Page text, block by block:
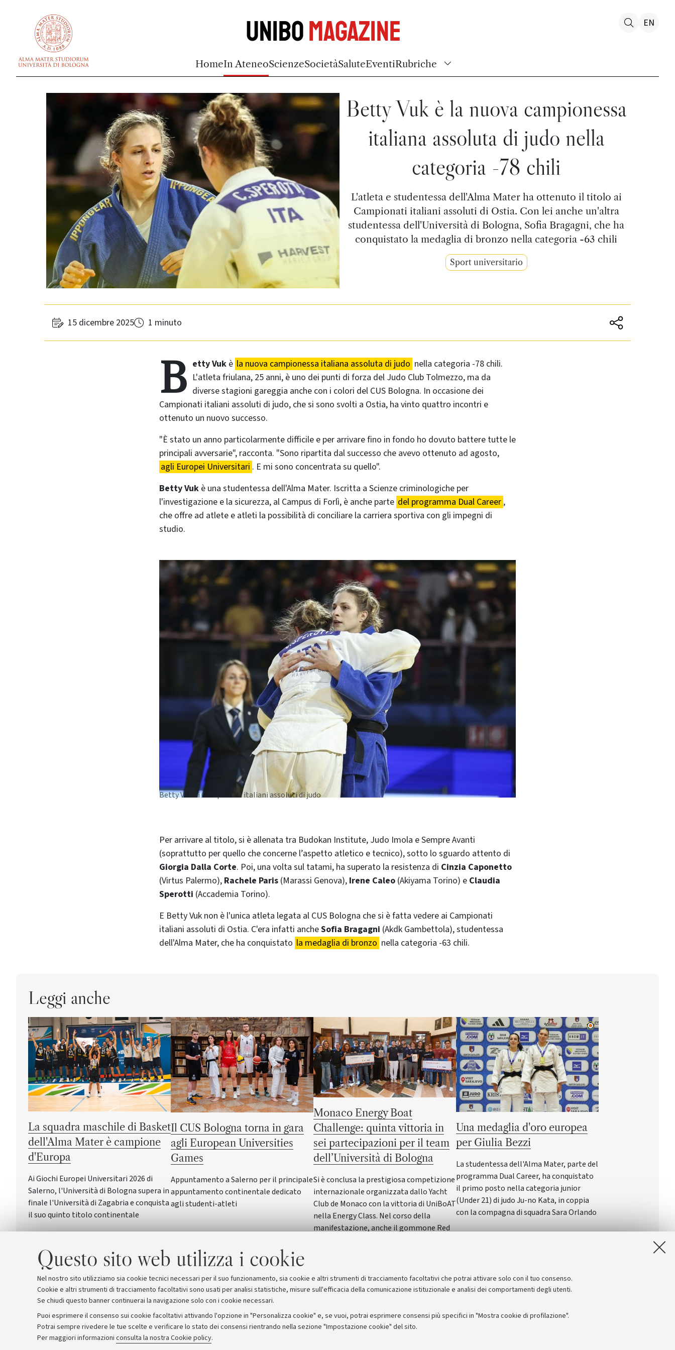
Questo sito web utilizza i cookie
Nel nostro sito utilizziamo sia cookie tecnici necessari per il suo funzionamento, sia cookie e altri strumenti di tracciamento facoltativi che potrai attivare solo con il tuo consenso.
Cookie e altri strumenti di tracciamento facoltativi sono usati per analisi statistiche, misure sull'efficacia della comunicazione istituzionale e analisi dei comportamenti degli utenti.
Se chiudi questo banner continuerai la navigazione solo con i cookie necessari.
Puoi esprimere il consenso sui cookie facoltativi attivando l'opzione in "Personalizza cookie" e, se vuoi, potrai esprimere consensi più specifici in "Mostra cookie di profilazione".
Potrai sempre rivedere le tue scelte e verificare lo stato dei consensi rientrando nella sezione "Impostazione cookie" del sito.
Per maggiori informazioni consulta la nostra Cookie policy.
UniboMagazine
HomeIn AteneoScienzeSocietàSaluteEventiRubriche
EN
Betty Vuk è la nuova campionessa
italiana assoluta di judo nella
categoria -78 chili
L'atleta e studentessa dell'Alma Mater ha ottenuto il titolo ai
Campionati italiani assoluti di Ostia. Con lei anche un'altra
studentessa dell'Università di Bologna, Sofia Bragagni, che ha
conquistato la medaglia di bronzo nella categoria -63 chili
Sport universitario
15 dicembre 2025 1 minuto
B etty Vuk è la nuova campionessa italiana assoluta di judo nella categoria -78 chili.
L'atleta friulana, 25 anni, è uno dei punti di forza del Judo Club Tolmezzo, ma da
diverse stagioni gareggia anche con i colori del CUS Bologna. In occasione dei
Campionati italiani assoluti di judo, che si sono svolti a Ostia, ha vinto quattro incontri e
ottenuto un nuovo successo.
"È stato un anno particolarmente difficile e per arrivare fino in fondo ho dovuto battere tutte le
principali avversarie", racconta. "Sono ripartita dal successo che avevo ottenuto ad agosto,
agli Europei Universitari . E mi sono concentrata su quello".
Betty Vuk è una studentessa dell'Alma Mater. Iscritta a Scienze criminologiche per
l'investigazione e la sicurezza, al Campus di Forlì, è anche parte del programma Dual Career ,
che offre ad atlete e atleti la possibilità di conciliare la carriera sportiva con gli impegni di
studio.
Betty Vuk ai Campionati italiani assoluti di judo
Per arrivare al titolo, si è allenata tra Budokan Institute, Judo Imola e Sempre Avanti
(soprattutto per quello che concerne l’aspetto atletico e tecnico), sotto lo sguardo attento di
Giorgia Dalla Corte. Poi, una volta sul tatami, ha superato la resistenza di Cinzia Caponetto
(Virtus Palermo), Rachele Paris (Marassi Genova), Irene Caleo (Akiyama Torino) e Claudia
Sperotti (Accademia Torino).
E Betty Vuk non è l'unica atleta legata al CUS Bologna che si è fatta vedere ai Campionati
italiani assoluti di Ostia. C'era infatti ancheSofia Bragagni (Akdk Gambettola), studentessa
dell'Alma Mater, che ha conquistato la medaglia di bronzo nella categoria -63 chili.
Leggi anche
La squadra maschile di Basket
dell'Alma Mater è campione
d'Europa
Ai Giochi Europei Universitari 2026 di
Salerno, l'Università di Bologna supera in
finale l'Università di Zagabria e conquista
il suo quinto titolo continentale
Il CUS Bologna torna in gara
agli European Universities
Games
Appuntamento a Salerno per il principale
appuntamento continentale dedicato
agli studenti-atleti
Monaco Energy Boat
Challenge: quinta vittoria in
sei partecipazioni per il team
dell’Università di Bologna
Si è conclusa la prestigiosa competizione
internazionale organizzata dallo Yacht
Club de Monaco con la vittoria di UniBoAT
nella Energy Class. Nel corso della
manifestazione, anche il gommone Red
Rettorato
Una medaglia d'oro europea
per Giulia Bezzi
La studentessa dell'Alma Mater, parte del
programma Dual Career, ha conquistato
il primo posto nella categoria junior
(Under 21) di judo Ju-no Kata, in coppia
con la compagna di squadra Sara Orlando
Archivio Comunicati stampa Redazione Rassegna stampa